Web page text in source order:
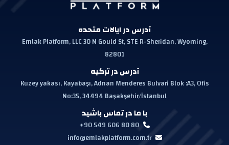
آدرس در ایالات متحده
Emlak Platform, LLC 30 N Gould St, STE R-Sheridan, Wyoming,
82801
آدرس در ترکیه
Kuzey yakası, Kayabaşı, Adnan Menderes Bulvari Blok :A3, Ofis
No:35, 34494 Başakşehir/İstanbul
با ما در تماس باشید
+90 549 606 80 80
info@emlakplatform.com.tr